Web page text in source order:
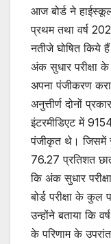
आज बोर्ड ने
प्रथम तथा वर्ष
नतीजे घोषित किये
अंक सुधार परीक्षा
अपना पंजीकरण
अनुत्तीर्ण दोनों
इंटरमीडिएट में
पंजीकृत थे। जिसमें
76.27 प्रतिशत
कि अंक सुधार
बोर्ड परीक्षा के
उन्होंने बताया कि
के परिणाम के